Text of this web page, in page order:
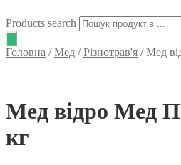
Products search
Головна /Мед /Різнотрав'я /Мед
Мед відро Мед
кг